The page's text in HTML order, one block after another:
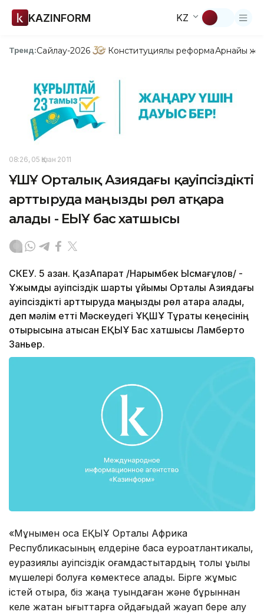
KAZINFORM KZ
Тренд:Сайлау-2026 Конституциялық реформаАрнайы
08:26, 05 Қазан 2011
ҰҚШҰ Орталық Азиядағы қауіпсіздікті
арттыруда маңызды рөл атқара
алады - ЕҚЫҰ бас хатшысы
СКЕУ. 5 қазан. ҚазАқпарат /Нарымбек Ысмағұлов/ -
Ұжымдық қауіпсіздік шарты ұйымы Орталық Азиядағы
қауіпсіздікті арттыруда маңызды рөл атқара алады,
деп мәлім етті Мәскеудегі ҰҚШҰ Тұрақты кеңесінің
отырысына қатысқан ЕҚЫҰ Бас хатшысы Ламберто
Заньер.
«Мұнымен қоса ЕҚЫҰ Орталық Африка
Республикасының елдеріне басқа еуроатлантикалық,
еуразиялық қауіпсіздік қоғамдастықтардың толық құқылы
мүшелері болуға көмектесе алады. Бірге жұмыс
істей отыра, біз жаңа туындаған және бұрыннан
келе жатқан ығыттарға ойдағыдай жауап бере алу